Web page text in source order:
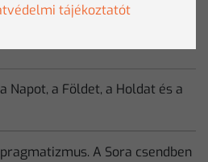
Napot, a Földet, a Holdat és a
A Sora csendben
tájékoztatót